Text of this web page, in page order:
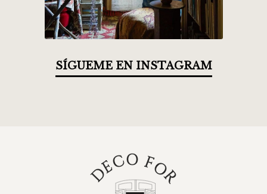
SÍGUEME EN INSTAGRAM